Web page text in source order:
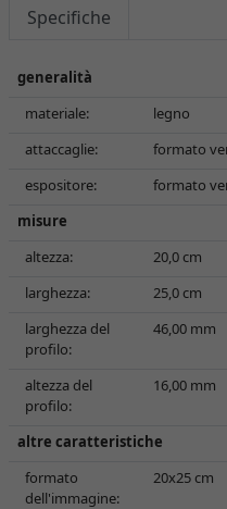
Specifiche
generalità
materiale:
legno
attaccaglie:
formato
espositore:
formato
misure
altezza:
20,0 cm
larghezza:
25,0 cm
larghezza del
profilo:
46,00 mm
altezza del
profilo:
16,00 mm
altre caratteristiche
formato
dell'immagine:
20x25 cm